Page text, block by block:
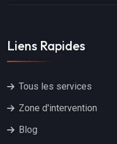
Liens Rapides
Tous les services
Zone d'intervention
Blog